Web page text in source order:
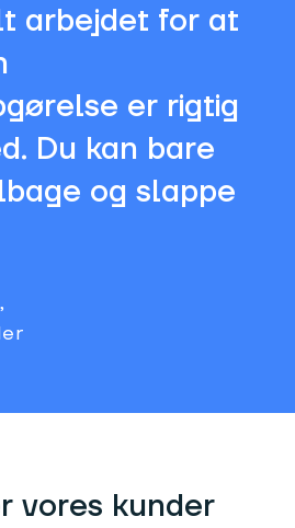
arbejdet for at
er rigtig
Du kan bare
og slappe
vores kunder